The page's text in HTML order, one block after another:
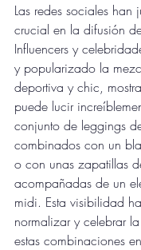
Las redes sociales
crucial en la difusión
Influencers y
y popularizado la
deportiva y chic,
puede lucir
conjunto de leggings
combinados con un
o con unas zapatillas
acompañadas de un
midi. Esta visibilidad
normalizar y celebrar
estas combinaciones